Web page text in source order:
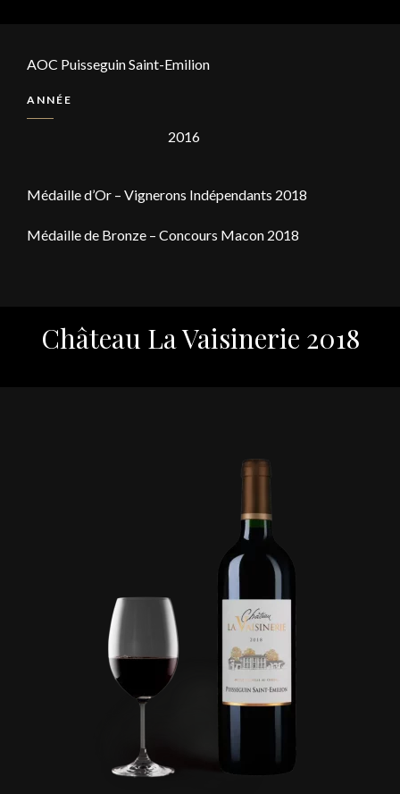
AOC Puisseguin Saint-Emilion
ANNÉE
2016
Médaille d’Or – Vignerons Indépendants 2018
Médaille de Bronze – Concours Macon 2018
Château La Vaisinerie 2018